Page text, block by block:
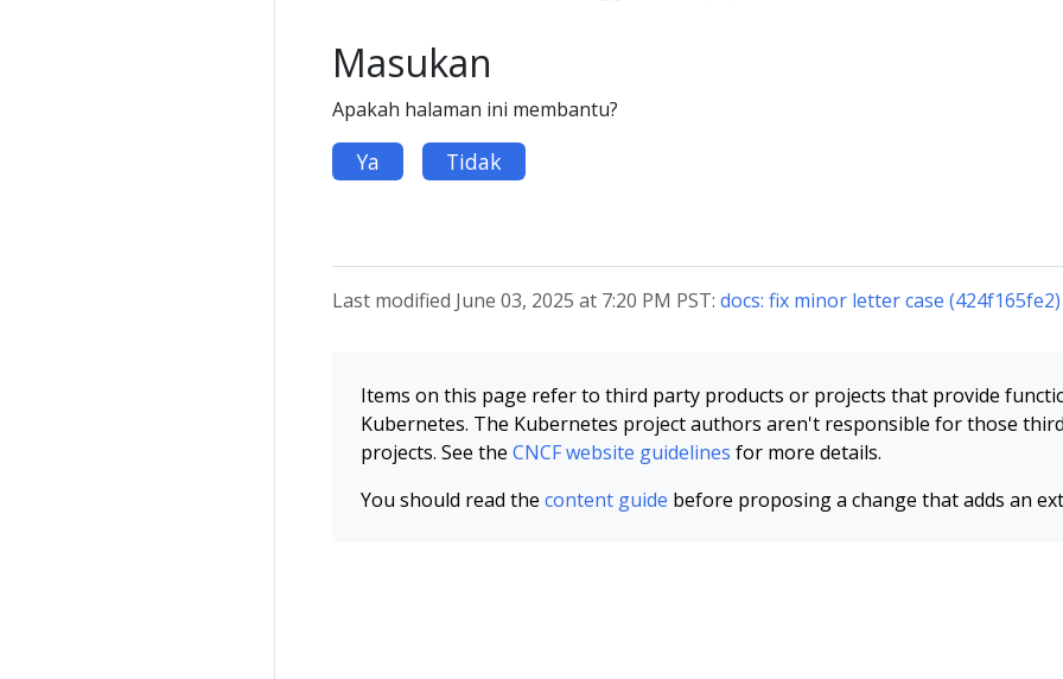
Masukan
Apakah halaman ini membantu?
Ya Tidak
Last modified June 03, 2025 at 7:20 PM PST: docs: fix minor letter case (424f165fe2)
Items on this page refer to third party products or projects that provide
Kubernetes. The Kubernetes project authors aren't responsible for those
projects. See the CNCF website guidelines for more details.
You should read the content guide before proposing a change that adds an